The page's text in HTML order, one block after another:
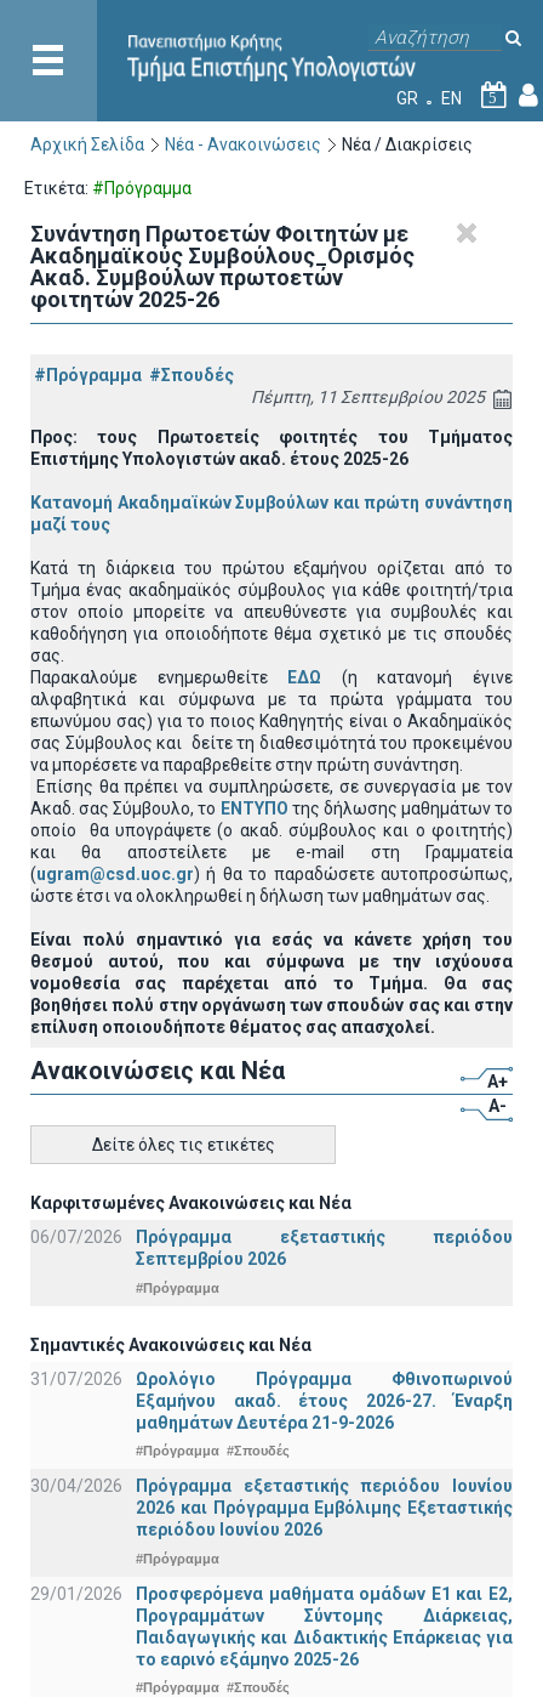
GR EN 5
Αρχική Σελίδα Νέα - Ανακοινώσεις Νέα / Διακρίσεις
Ετικέτα: #Πρόγραμμα
Συνάντηση Πρωτοετών Φοιτητών με
Ακαδημαϊκούς Συμβούλους_Ορισμός
Ακαδ. Συμβούλων πρωτοετών
φοιτητών 2025-26
#Πρόγραμμα #Σπουδές
Πέμπτη, 11 Σεπτεμβρίου 2025
Προς: τους Πρωτοετείς φοιτητές του Τμήματος
Επιστήμης Υπολογιστών ακαδ. έτους 2025-26
Κατανομή Ακαδημαϊκών Συμβούλων και πρώτη συνάντηση
μαζί τους
Κατά τη διάρκεια του πρώτου εξαμήνου ορίζεται από το
Τμήμα ένας ακαδημαϊκός σύμβουλος για κάθε φοιτητή/τρια
στον οποίο μπορείτε να απευθύνεστε για συμβουλές και
καθοδήγηση για οποιοδήποτε θέμα σχετικό με τις σπουδές
σας.
Παρακαλούμε ενημερωθείτε
ΕΔΩ (η κατανομή έγινε
αλφαβητικά και σύμφωνα με τα πρώτα γράμματα του
επωνύμου σας) για το ποιος Καθηγητής είναι ο Ακαδημαϊκός
σας Σύμβουλος και δείτε τη διαθεσιμότητά του προκειμένου
να μπορέσετε να παραβρεθείτε στην πρώτη συνάντηση.
Επίσης θα πρέπει να συμπληρώσετε, σε συνεργασία με τον
Ακαδ. σας Σύμβουλο, το ΕΝΤΥΠΟ της δήλωσης μαθημάτων το
οποίο θα υπογράψετε (ο ακαδ. σύμβουλος και ο φοιτητής)
και θα αποστείλετε με e-mail στη Γραμματεία
(ugram@csd.uoc.gr) ή θα το παραδώσετε αυτοπροσώπως,
ώστε έτσι να ολοκληρωθεί η δήλωση των μαθημάτων σας.
Είναι πολύ σημαντικό για εσάς να κάνετε χρήση του
θεσμού αυτού, που και σύμφωνα με την ισχύουσα
νομοθεσία σας παρέχεται από το Τμήμα. Θα σας
βοηθήσει πολύ στην οργάνωση των σπουδών σας και στην
επίλυση οποιουδήποτε θέματος σας απασχολεί.
Ανακοινώσεις και Νέα
A+
A-
Δείτε όλες τις ετικέτες
Καρφιτσωμένες Ανακοινώσεις και Νέα
06/07/2026
Πρόγραμμα εξεταστικής περιόδου
Σεπτεμβρίου 2026
#Πρόγραμμα
Σημαντικές Ανακοινώσεις και Νέα
31/07/2026
Ωρολόγιο Πρόγραμμα Φθινοπωρινού
Εξαμήνου ακαδ. έτους 2026-27. Έναρξη
μαθημάτων Δευτέρα 21-9-2026
#Πρόγραμμα #Σπουδές
30/04/2026
Πρόγραμμα εξεταστικής περιόδου Ιουνίου
2026 και Πρόγραμμα Εμβόλιμης Εξεταστικής
περιόδου Ιουνίου 2026
#Πρόγραμμα
29/01/2026
Προσφερόμενα μαθήματα ομάδων Ε1 και Ε2,
Προγραμμάτων Σύντομης Διάρκειας,
Παιδαγωγικής και Διδακτικής Επάρκειας για
το εαρινό εξάμηνο 2025-26
#Πρόγραμμα #Σπουδές